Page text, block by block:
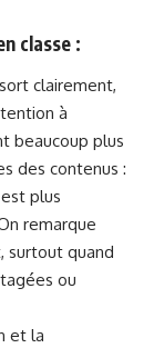
classe :
clairement,
à
beaucoup plus
des contenus :
plus
remarque
surtout quand
ou
et la